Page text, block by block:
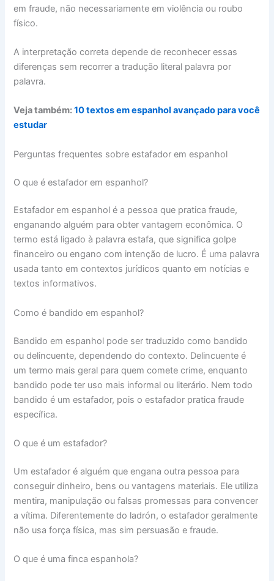
em fraude, não necessariamente em violência ou roubo
físico.
A interpretação correta depende de reconhecer essas
diferenças sem recorrer a tradução literal palavra por
palavra.
Veja também:10 textos em espanhol avançado para você
estudar
Perguntas frequentes sobre estafador em espanhol
O que é estafador em espanhol?
Estafador em espanhol é a pessoa que pratica fraude,
enganando alguém para obter vantagem econômica. O
termo está ligado à palavra estafa, que significa golpe
financeiro ou engano com intenção de lucro. É uma palavra
usada tanto em contextos jurídicos quanto em notícias e
textos informativos.
Como é bandido em espanhol?
Bandido em espanhol pode ser traduzido como bandido
ou delincuente, dependendo do contexto. Delincuente é
um termo mais geral para quem comete crime, enquanto
bandido pode ter uso mais informal ou literário. Nem todo
bandido é um estafador, pois o estafador pratica fraude
específica.
O que é um estafador?
Um estafador é alguém que engana outra pessoa para
conseguir dinheiro, bens ou vantagens materiais. Ele utiliza
mentira, manipulação ou falsas promessas para convencer
a vítima. Diferentemente do ladrón, o estafador geralmente
não usa força física, mas sim persuasão e fraude.
O que é uma finca espanhola?